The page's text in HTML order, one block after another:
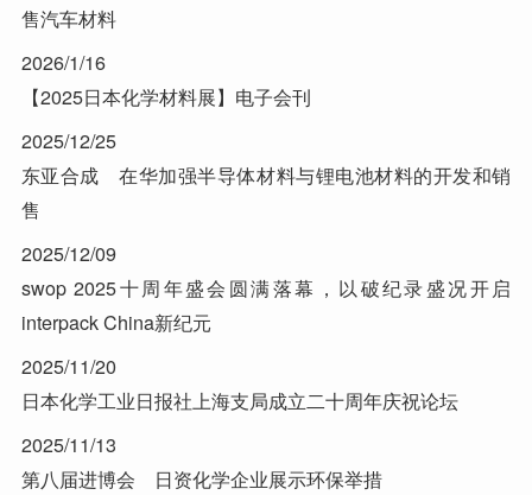
售汽车材料
2026/1/16
【2025日本化学材料展】电子会刊
2025/12/25
东亚合成 在华加强半导体材料与锂电池材料的开发和销
售
2025/12/09
swop 2025十周年盛会圆满落幕，以破纪录盛况开启
interpack China新纪元
2025/11/20
日本化学工业日报社上海支局成立二十周年庆祝论坛
2025/11/13
第八届进博会 日资化学企业展示环保举措